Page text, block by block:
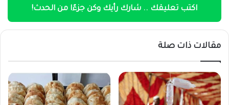
اكتب تعليقك .. شارك رأيك وكن جزءًا من الحدث!
مقالات ذات صلة